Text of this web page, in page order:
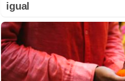
igual